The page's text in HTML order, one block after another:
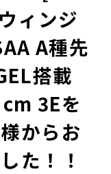
ィンジ
A種先
搭載
3Eを
からお
た！！